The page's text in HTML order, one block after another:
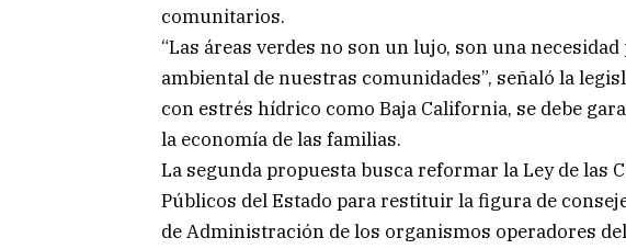
comunitarios.
“Las áreas verdes no son un lujo, son una
ambiental de nuestras comunidades”, señaló la
con estrés hídrico como Baja California, se debe
la economía de las familias.
La segunda propuesta busca reformar la Ley de las
Públicos del Estado para restituir la figura de
de Administración de los organismos operadores